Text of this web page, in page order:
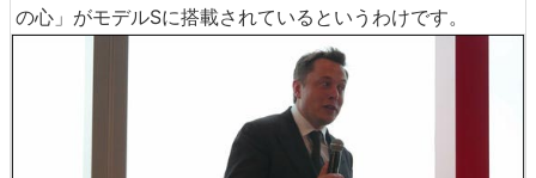
の心」がモデルSに搭載されているというわけです。